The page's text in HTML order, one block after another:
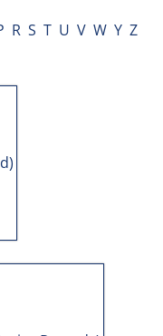
R S T U V W Y Z